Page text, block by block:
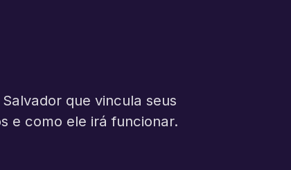
que vincula seus
e como ele irá funcionar.